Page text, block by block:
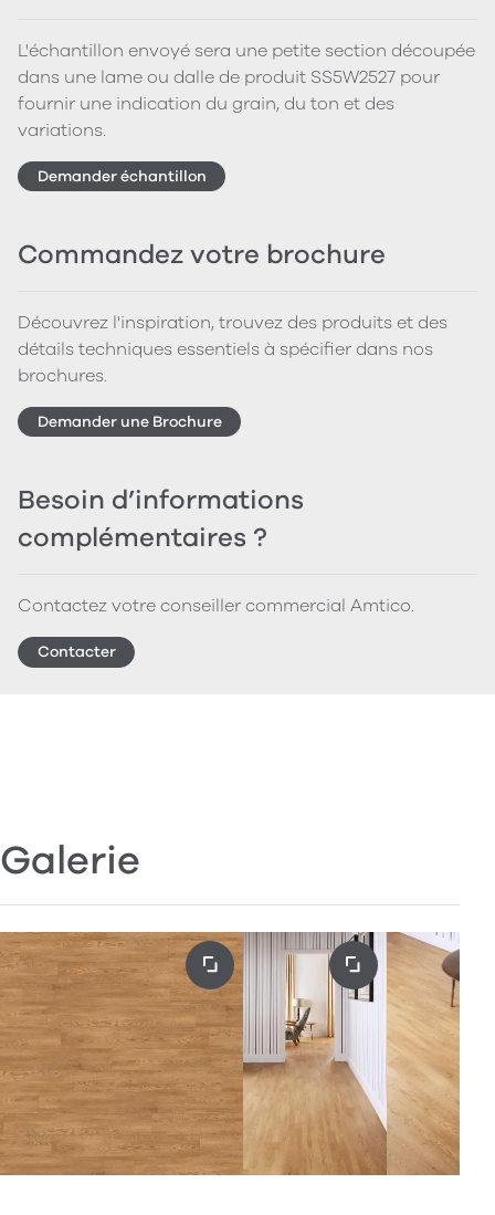
L'échantillon envoyé sera une petite section découpée
dans une lame ou dalle de produit SS5W2527 pour
fournir une indication du grain, du ton et des
variations.
Demander échantillon
Commandez votre brochure
Découvrez l'inspiration, trouvez des produits et des
détails techniques essentiels à spécifier dans nos
brochures.
Demander une Brochure
Besoin d’informations
complémentaires ?
Contactez votre conseiller commercial Amtico.
Contacter
Galerie